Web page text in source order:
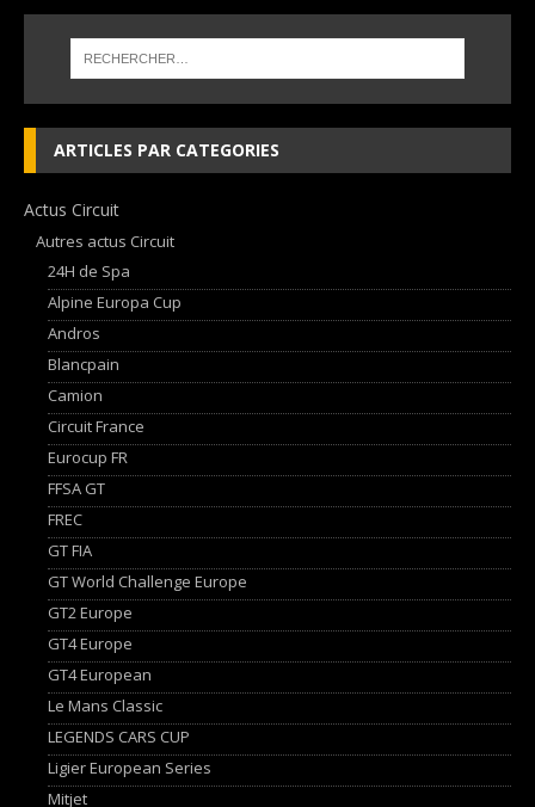
ARTICLES PAR CATEGORIES
Actus Circuit
Autres actus Circuit
24H de Spa
Alpine Europa Cup
Andros
Blancpain
Camion
Circuit France
Eurocup FR
FFSA GT
FREC
GT FIA
GT World Challenge Europe
GT2 Europe
GT4 Europe
GT4 European
Le Mans Classic
LEGENDS CARS CUP
Ligier European Series
Mitjet